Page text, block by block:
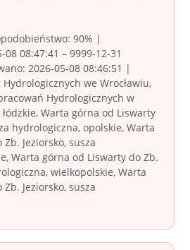
90% |
08:47:41 – 9999-12-31
2026-05-08 08:46:51 |
we Wrocławiu,
Hydrologicznych w
Warta górna od Liswarty
hydrologiczna, opolskie, Warta
Jeziorsko, susza
Warta górna od Liswarty do Zb.
wielkopolskie, Warta
Jeziorsko, susza